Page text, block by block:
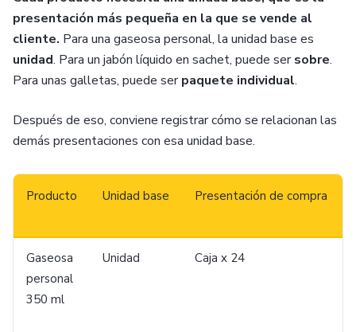
presentación más pequeña en la que se vende al
cliente. Para una gaseosa personal, la unidad base es
unidad. Para un jabón líquido en sachet, puede sersobre.
Para unas galletas, puede serpaquete individual.
Después de eso, conviene registrar cómo se relacionan las
demás presentaciones con esa unidad base.
Producto Unidad base Presentación de compra
Gaseosa
personal
350 ml
Unidad Caja x 24